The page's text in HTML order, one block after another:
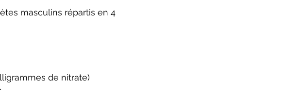
masculins répartis en 4
de nitrate)